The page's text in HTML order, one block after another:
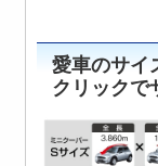
愛車のサイ
クリックで